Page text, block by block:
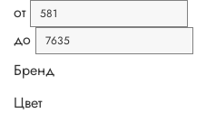
от
до
Бренд
Цвет